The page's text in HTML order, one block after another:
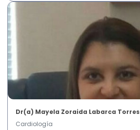
Dr(a) Mayela Zoraida Labarca Torres
Cardiología